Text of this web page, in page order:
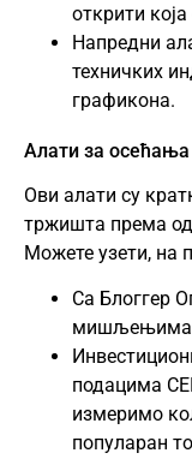
открити
Напредни
техничких
графикона.
Алати за осећања
Ови алати су
тржишта према
Можете узети, на
Са Блоггер
мишљењима
подацима
измеримо
популаран